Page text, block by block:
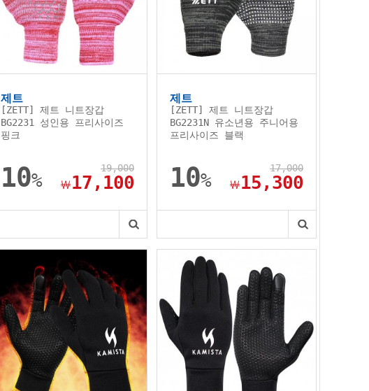
제트
[ZETT] 제트 니트장갑
BG2231 성인용 프리사이즈
핑크
10%
19,000
￦17,100
제트
[ZETT] 제트 니트장갑
BG2231N 유소년용 주니어용
프리사이즈 블랙
10%
17,000
￦15,300